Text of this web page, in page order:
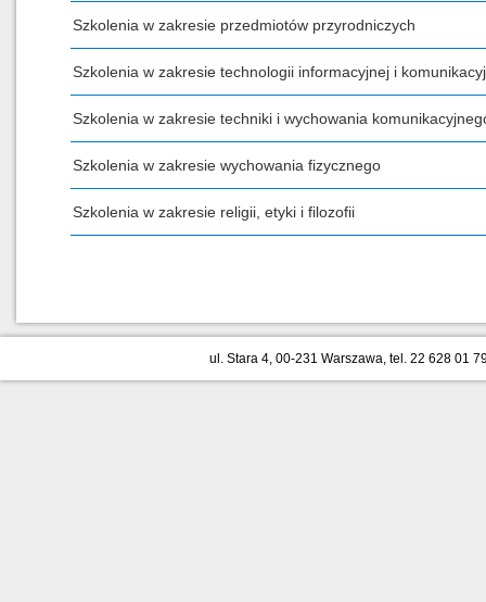
Szkolenia w zakresie przedmiotów przyrodniczych
Szkolenia w zakresie technologii informacyjnej i
Szkolenia w zakresie techniki i wychowania
Szkolenia w zakresie wychowania fizycznego
Szkolenia w zakresie religii, etyki i filozofii
ul. Stara 4, 00-231 Warszawa, tel. 22 628 01